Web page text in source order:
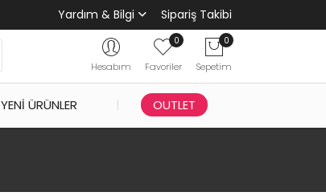
Yardım & Bilgi Sipariş Takibi
Hesabım
0
Favoriler
0
Sepetim
YENI ÜRÜNLER OUTLET